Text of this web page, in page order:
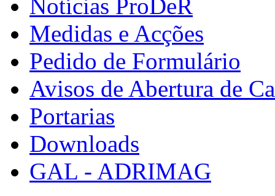
Notícias ProDeR
Medidas e Acções
Pedido de Formulário
Avisos de Abertura de
Portarias
Downloads
GAL - ADRIMAG